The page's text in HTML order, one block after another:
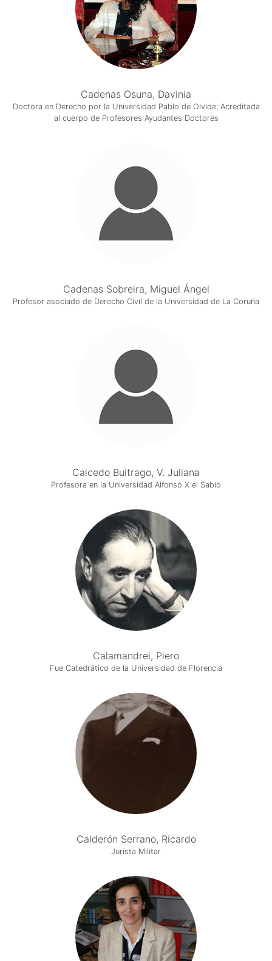
Cadenas Osuna, Davinia
Doctora en Derecho por la Universidad Pablo de Olvide; Acreditada
al cuerpo de Profesores Ayudantes Doctores
Cadenas Sobreira, Miguel Ángel
Profesor asociado de Derecho Civil de la Universidad de La Coruña
Caicedo Buitrago, V. Juliana
Profesora en la Universidad Alfonso X el Sabio
Calamandrei, Piero
Fue Catedrático de la Universidad de Florencia
Calderón Serrano, Ricardo
Jurista Militar